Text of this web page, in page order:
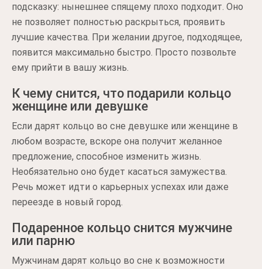
подсказку: нынешнее спящему плохо подходит. Оно
не позволяет полностью раскрыться, проявить
лучшие качества. При желании другое, подходящее,
появится максимально быстро. Просто позвольте
ему прийти в вашу жизнь.
К чему снится, что подарили кольцо
женщине или девушке
Если дарят кольцо во сне девушке или женщине в
любом возрасте, вскоре она получит желанное
предложение, способное изменить жизнь.
Необязательно оно будет касаться замужества.
Речь может идти о карьерных успехах или даже
переезде в новый город.
Подаренное кольцо снится мужчине
или парню
Мужчинам дарят кольцо во сне к возможности